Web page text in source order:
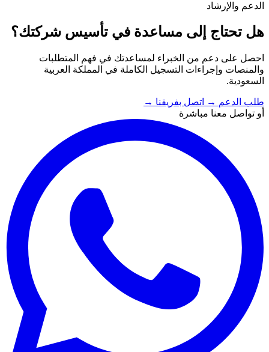
الدعم والإرشاد
هل تحتاج إلى مساعدة في تأسيس شركتك؟
احصل على دعم من الخبراء لمساعدتك في فهم المتطلبات
والمنصات وإجراءات التسجيل الكاملة في المملكة العربية
السعودية.
طلب الدعم → اتصل بفريقنا →
أو تواصل معنا مباشرة